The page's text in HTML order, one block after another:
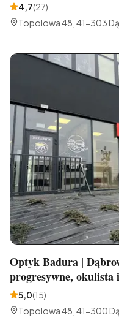
4,7(27)
Topolowa 48, 41-303
Optyk Badura |
progresywne, okulista
5,0(15)
Topolowa 48, 41-300